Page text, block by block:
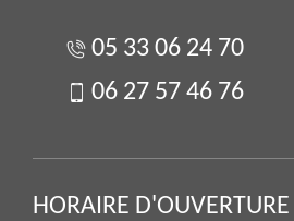
05 33 06 24 70
06 27 57 46 76
HORAIRE D'OUVERTURE